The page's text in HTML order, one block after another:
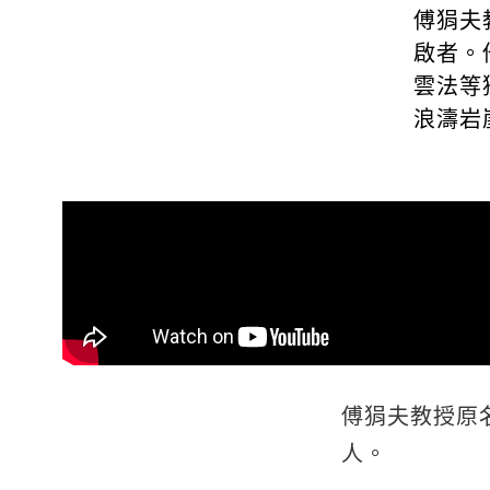
傅狷夫
啟者。
雲法等
浪濤岩
傅狷夫教授原
人。